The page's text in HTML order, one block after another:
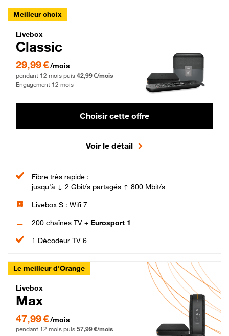
Meilleur choix
Livebox Classic Fibre
Livebox
Classic
29,99 € par mois pendant 12 mois puis 42,99 € par mois, Engagement 12 mois
29,99 €/mois
pendant 12 mois puis 42,99 €/mois
Engagement 12 mois
Choisir cette offre
Voir le détail
Fibre très rapide :
jusqu'à ↓ 2 Gbit/s partagés ↑ 800 Mbit/s
Livebox S : Wifi 7
200 chaînes TV + Eurosport 1
1 Décodeur TV 6
Le meilleur d'Orange
Livebox Max Fibre
Livebox
Max
47,99 € par mois pendant 12 mois puis 57,99 € par mois, Engagement 12 mois
47,99 €/mois
pendant 12 mois puis 57,99 €/mois